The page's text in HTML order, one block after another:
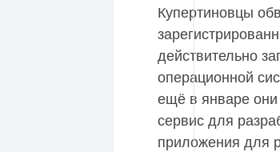
Купертиновцы
действительно
операционной
ещё в январе они
сервис для
приложения для